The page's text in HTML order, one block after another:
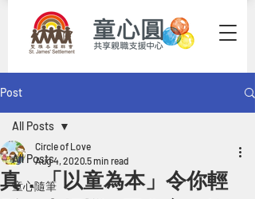
Post
All Posts
童心隨筆
All Posts
真．「以童為本」令你輕
Circle of Love
Aug 4, 2020 5 min read